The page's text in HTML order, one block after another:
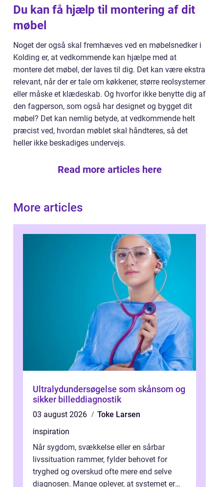
Du kan få hjælp til montering af dit
møbel
Noget der også skal fremhæves ved en møbelsnedker i
Kolding er, at vedkommende kan hjælpe med at
montere det møbel, der laves til dig. Det kan være ekstra
relevant, når der er tale om køkkener, større reolsystemer
eller måske et klædeskab. Og hvorfor ikke benytte dig af
den fagperson, som også har designet og bygget dit
møbel? Det kan nemlig betyde, at vedkommende helt
præcist ved, hvordan møblet skal håndteres, så det
heller ikke beskadiges undervejs.
Read more articles here
More articles
Ultralydundersøgelse som skånsom og
sikker billeddiagnostik
03 august 2026
Toke Larsen
inspiration
Når sygdom, svækkelse eller en sårbar
livssituation rammer, fylder behovet for
tryghed og overskud ofte mere end selve
diagnosen. Mange oplever, at systemet er